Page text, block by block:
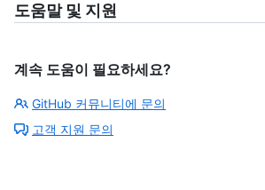
도움말 및 지원
계속 도움이 필요하세요?
GitHub 커뮤니티에 문의
고객 지원 문의